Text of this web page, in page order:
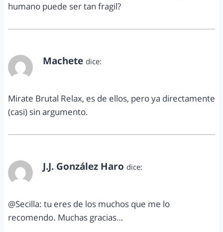
humano puede ser tan fragil?
Machete dice:
Mirate Brutal Relax, es de ellos, pero ya directamente
(casi) sin argumento.
J.J. González Haro dice:
@Secilla: tu eres de los muchos que me lo
recomendo. Muchas gracias…